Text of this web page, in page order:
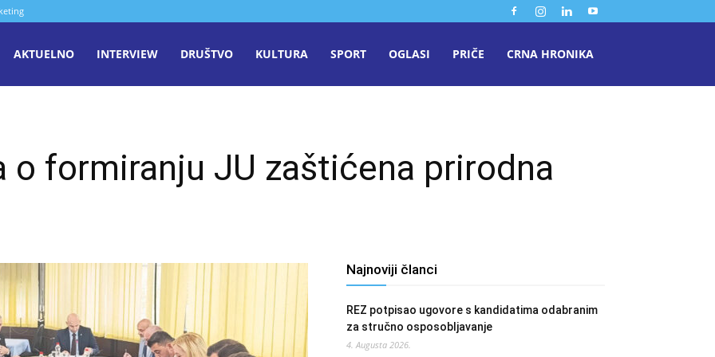
AKTUELNO INTERVIEW DRUŠTVO KULTURA SPORT OGLASI PRIČE CRNA HRONIKA
o formiranju JU zaštićena prirodna
Najnoviji članci
REZ potpisao ugovore s kandidatima odabranim
za stručno osposobljavanje
4. Augusta 2026.